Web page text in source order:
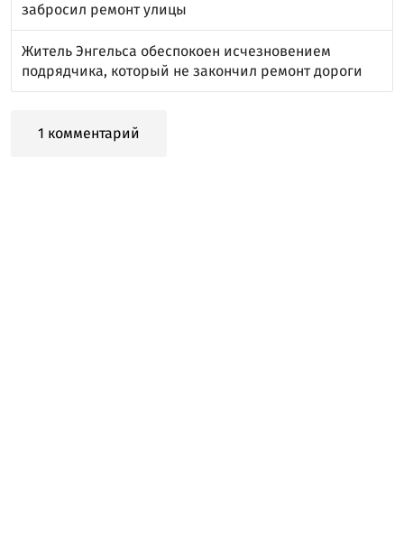
забросил ремонт улицы
Житель Энгельса обеспокоен исчезновением
подрядчика, который не закончил ремонт дороги
1 комментарий